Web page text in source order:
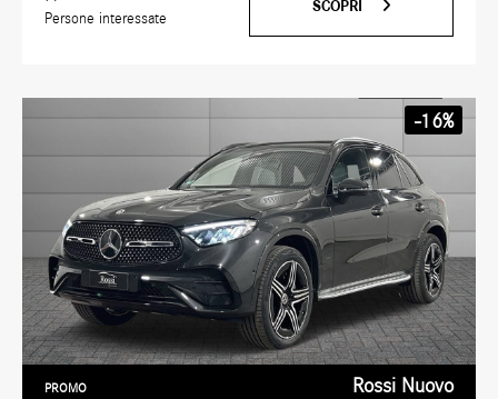
Persone interessate
SCOPRI
PROMO Rossi Nuovo
-16%